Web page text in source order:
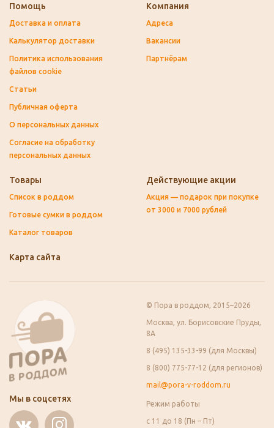
Помощь
Доставка и оплата
Калькулятор доставки
Политика использования
файлов cookie
Статьи
Публичная оферта
О персональных данных
Согласие на обработку
персональных данных
Компания
Адреса
Вакансии
Партнёрам
Товары
Список в роддом
Готовые сумки в роддом
Каталог товаров
Действующие акции
Акция — подарок при покупке
от 3000 и 7000 рублей
Карта сайта
Мы в соцсетях
© Пора в роддом, 2015–2026
Москва, ул. Борисовские Пруды,
8А
8 (495) 135-33-99 (для Москвы)
8 (800) 775-77-12 (для регионов)
mail@pora-v-roddom.ru
Режим работы
с 11 до 18 (Пн – Пт)